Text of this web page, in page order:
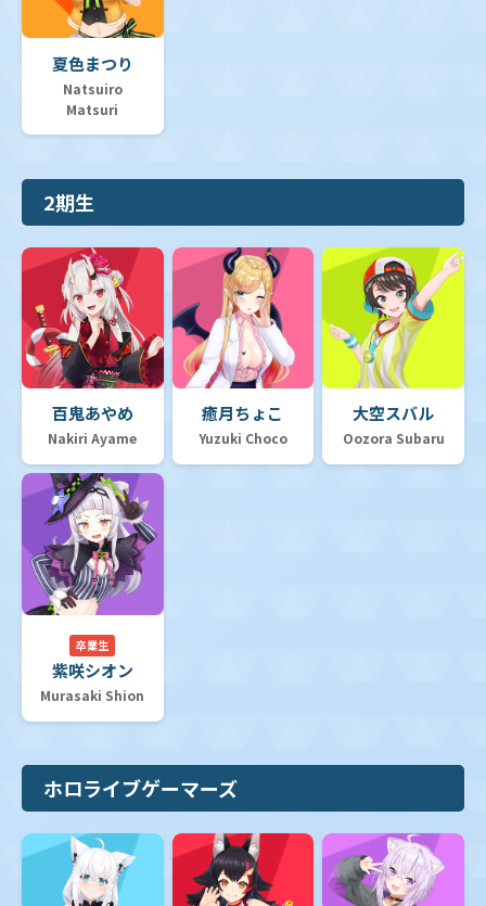
夏色まつり
Natsuiro
Matsuri
2期生
百鬼あやめ
Nakiri Ayame
癒月ちょこ
Yuzuki Choco
大空スバル
Oozora Subaru
卒業生
紫咲シオン
Murasaki Shion
ホロライブゲーマーズ